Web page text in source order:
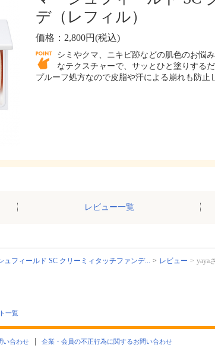
デ（レフィル）
価格：2,800円(税込)
シミやクマ、ニキビ跡などの肌色のお悩
なテクスチャーで、サッとひと塗りする
プルーフ処方なので皮脂や汗による崩れも防止
レビュー一覧
ュフィールド SC クリーミィタッチファンデ... レビュー yaya
一覧
い合わせ 企業・会員の不正行為に関するお問い合わせ